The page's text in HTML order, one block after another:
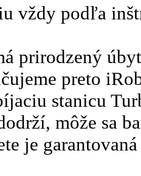
vždy podľa
prirodzený
preto
stanicu
môže sa
je